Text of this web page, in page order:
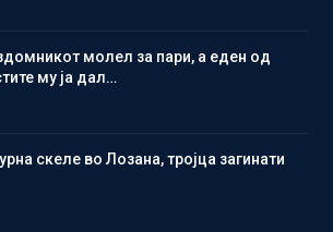
молел за пари, а еден од
му ја дал…
скеле во Лозана, тројца загинати